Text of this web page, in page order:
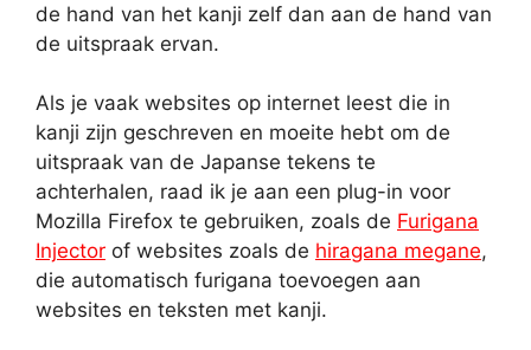
de hand van het kanji zelf dan aan de hand van
de uitspraak ervan.
Als je vaak websites op internet leest die in
kanji zijn geschreven en moeite hebt om de
uitspraak van de Japanse tekens te
achterhalen, raad ik je aan een plug-in voor
Mozilla Firefox te gebruiken, zoals de Furigana
Injector of websites zoals de hiragana megane,
die automatisch furigana toevoegen aan
websites en teksten met kanji.